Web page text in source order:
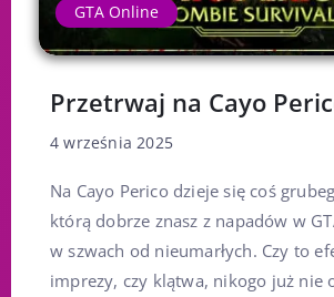
GTA Online
Przetrwaj na Cayo
4 września 2025
Na Cayo Perico dzieje się coś
którą dobrze znasz z napadów w
w szwach od nieumarłych. Czy to
imprezy, czy klątwa, nikogo już nie